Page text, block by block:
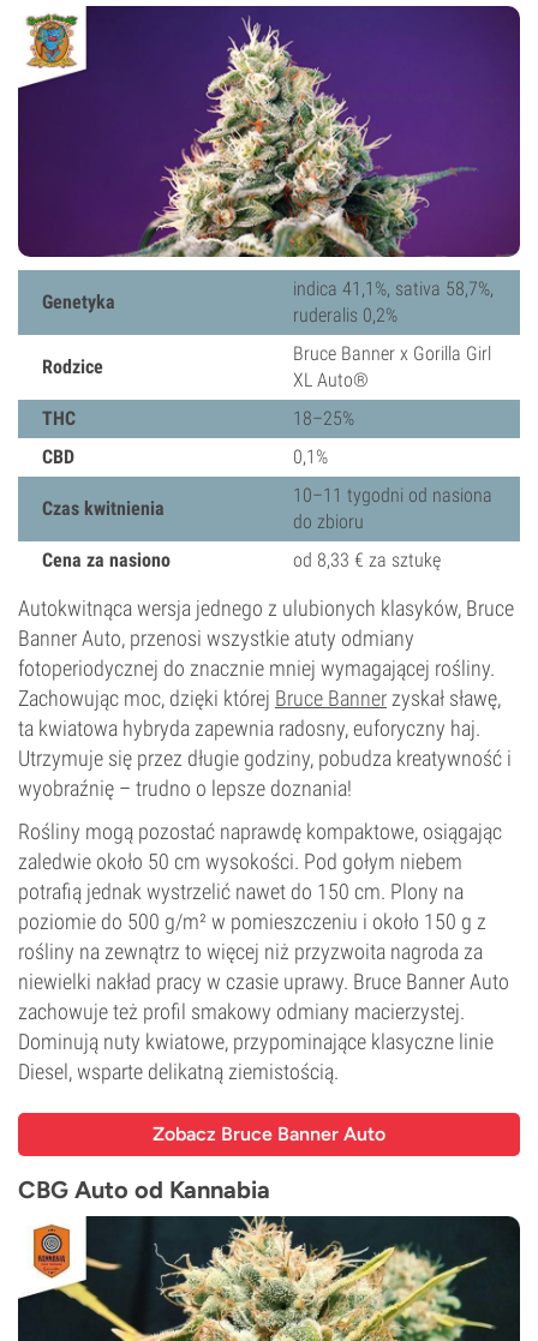
Genetyka
indica 41,1%, sativa 58,7%,
ruderalis 0,2%
Rodzice
Bruce Banner x Gorilla Girl
XL Auto®
THC
18–25%
CBD
0,1%
Czas kwitnienia
10–11 tygodni od nasiona
do zbioru
Cena za nasiono
od 8,33 € za sztukę
Autokwitnąca wersja jednego z ulubionych klasyków, Bruce
Banner Auto, przenosi wszystkie atuty odmiany
fotoperiodycznej do znacznie mniej wymagającej rośliny.
Zachowując moc, dzięki której Bruce Banner zyskał sławę,
ta kwiatowa hybryda zapewnia radosny, euforyczny haj.
Utrzymuje się przez długie godziny, pobudza kreatywność i
wyobraźnię – trudno o lepsze doznania!
Rośliny mogą pozostać naprawdę kompaktowe, osiągając
zaledwie około 50 cm wysokości. Pod gołym niebem
potrafią jednak wystrzelić nawet do 150 cm. Plony na
poziomie do 500 g/m² w pomieszczeniu i około 150 g z
rośliny na zewnątrz to więcej niż przyzwoita nagroda za
niewielki nakład pracy w czasie uprawy. Bruce Banner Auto
zachowuje też profil smakowy odmiany macierzystej.
Dominują nuty kwiatowe, przypominające klasyczne linie
Diesel, wsparte delikatną ziemistością.
Zobacz Bruce Banner Auto
CBG Auto od Kannabia